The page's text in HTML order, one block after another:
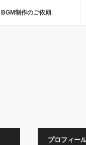
BGM制作のご依頼
プロフィー